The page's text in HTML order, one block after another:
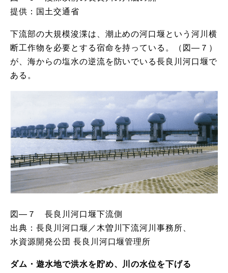
提供：国土交通省
下流部の大規模浚渫は、潮止めの河口堰という河川横
断工作物を必要とする宿命を持っている。（図―７）
が、海からの塩水の逆流を防いでいる長良川河口堰で
ある。
図―７ 長良川河口堰下流側
出典：長良川河口堰／木曽川下流河川事務所、
水資源開発公団 長良川河口堰管理所
ダム・遊水地で洪水を貯め、川の水位を下げる